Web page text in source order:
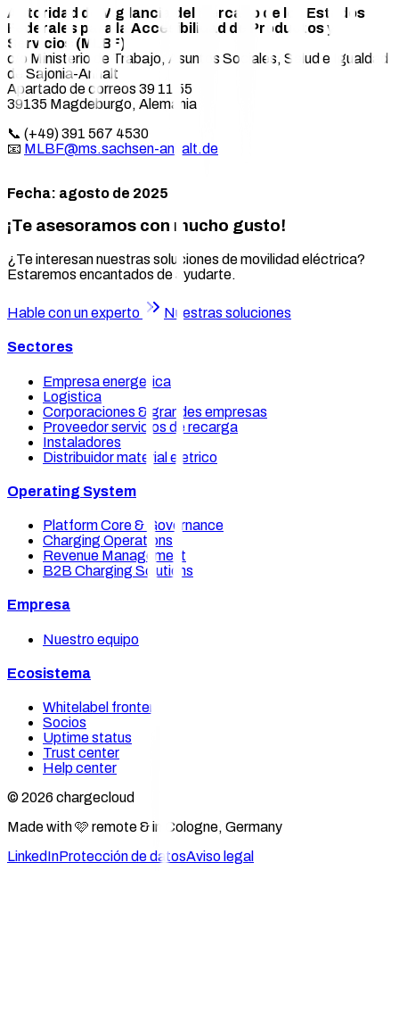
Autoridad de Vigilancia del Mercado de los Estados
Federales para la Accesibilidad de Productos y
Servicios (MLBF)
c/o Ministerio de Trabajo, Asuntos Sociales, Salud e Igualdad
de Sajonia-Anhalt
Apartado de correos 39 11 55
39135 Magdeburgo, Alemania
📞 (+49) 391 567 4530
📧 MLBF@ms.sachsen-anhalt.de
Fecha: agosto de 2025
¡Te asesoramos con mucho gusto!
¿Te interesan nuestras soluciones de movilidad eléctrica?
Estaremos encantados de ayudarte.
Hable con un experto Nuestras soluciones
Sectores
Empresa energetica
Logistica
Corporaciones & grandes empresas
Proveedor servicios de recarga
Instaladores
Distribuidor material eletrico
Operating System
Platform Core & Governance
Charging Operations
Revenue Management
B2B Charging Solutions
Empresa
Nuestro equipo
Ecosistema
Whitelabel frontends
Socios
Uptime status
Trust center
Help center
© 2026 chargecloud
Made with 🩷 remote & in Cologne, Germany
LinkedInProtección de datosAviso legal